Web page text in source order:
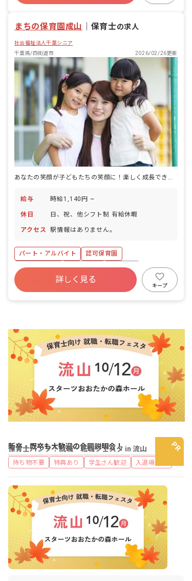
まちの保育園成山 保育士の求人
社会福祉法人千葉シニア
千葉県/四街道市
2026/02/26更新
あなたの笑顔が子どもたちの笑顔に！楽しく成長できる保育士大募集！未経験者も歓迎！
給与 時給1,140円 ~
休日 日、祝、他シフト制 有給休暇
アクセス 駅情報はありません。
パート・アルバイト
認可保育園
社会保険完備
残業少なめ
車通勤可
未経験歓迎
詳しく見る
キープ
保育士バンク！就職・転職フェスタ in 流山
新卒・既卒も大歓迎の合同説明会！
持ち物不要 特典あり 学生さん歓迎 入退場自由